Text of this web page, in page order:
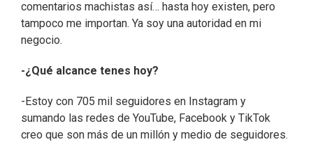
comentarios machistas así… hasta hoy existen, pero
tampoco me importan. Ya soy una autoridad en mi
negocio.
-¿Qué alcance tenes hoy?
-Estoy con 705 mil seguidores en Instagram y
sumando las redes de YouTube, Facebook y TikTok
creo que son más de un millón y medio de seguidores.